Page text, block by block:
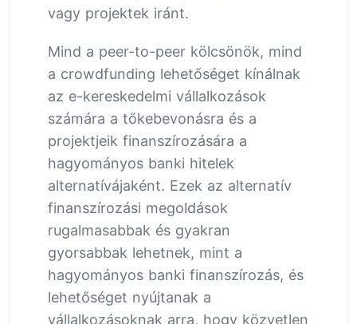
vagy projektek iránt.
Mind a peer-to-peer kölcsönök, mind
a crowdfunding lehetőséget kínálnak
az e-kereskedelmi vállalkozások
számára a tőkebevonásra és a
projektjeik finanszírozására a
hagyományos banki hitelek
alternatívájaként. Ezek az alternatív
finanszírozási megoldások
rugalmasabbak és gyakran
gyorsabbak lehetnek, mint a
hagyományos banki finanszírozás, és
lehetőséget nyújtanak a
vállalkozásoknak arra, hogy közvetlen